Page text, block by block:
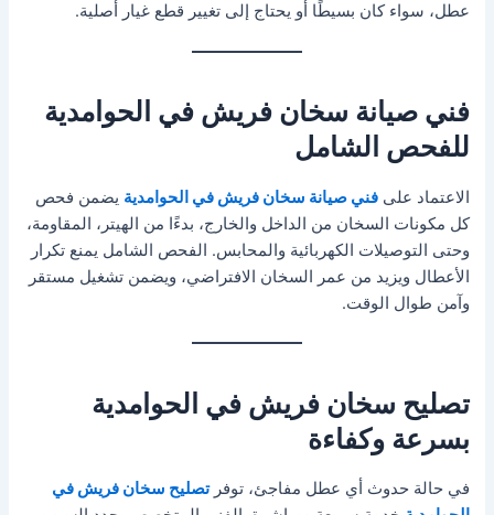
عطل، سواء كان بسيطًا أو يحتاج إلى تغيير قطع غيار أصلية.
فني صيانة سخان فريش في الحوامدية
للفحص الشامل
الاعتماد علىفني صيانة سخان فريش في الحوامدية يضمن فحص
كل مكونات السخان من الداخل والخارج، بدءًا من الهيتر، المقاومة،
وحتى التوصيلات الكهربائية والمحابس. الفحص الشامل يمنع تكرار
الأعطال ويزيد من عمر السخان الافتراضي، ويضمن تشغيل مستقر
وآمن طوال الوقت.
تصليح سخان فريش في الحوامدية
بسرعة وكفاءة
في حالة حدوث أي عطل مفاجئ، توفرتصليح سخان فريش في